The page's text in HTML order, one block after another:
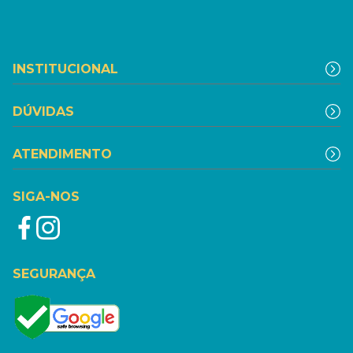
INSTITUCIONAL
DÚVIDAS
ATENDIMENTO
SIGA-NOS
SEGURANÇA